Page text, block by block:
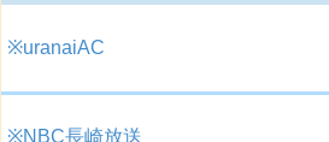
※uranaiAC
※NBC長崎放送